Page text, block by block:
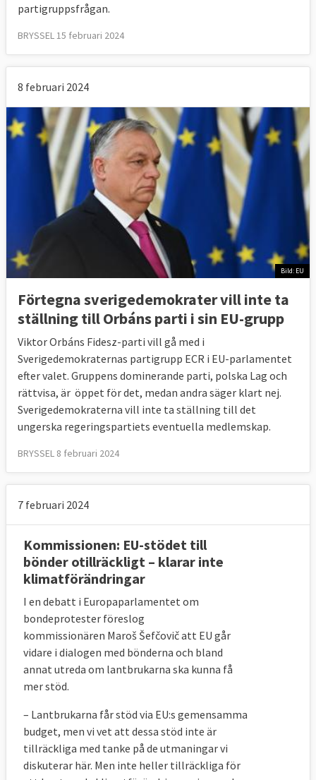
partigruppsfrågan.
BRYSSEL 15 februari 2024
8 februari 2024
Bild: EU
Förtegna sverigedemokrater vill inte ta
ställning till Orbáns parti i sin EU-grupp
Viktor Orbáns Fidesz-parti vill gå med i
Sverigedemokraternas partigrupp ECR i EU-parlamentet
efter valet. Gruppens dominerande parti, polska Lag och
rättvisa, är öppet för det, medan andra säger klart nej.
Sverigedemokraterna vill inte ta ställning till det
ungerska regeringspartiets eventuella medlemskap.
BRYSSEL 8 februari 2024
7 februari 2024
Kommissionen: EU-stödet till
bönder otillräckligt – klarar inte
klimatförändringar
I en debatt i Europaparlamentet om
bondeprotester föreslog
kommissionären Maroš Šefčovič att EU går
vidare i dialogen med bönderna och bland
annat utreda om lantbrukarna ska kunna få
mer stöd.
– Lantbrukarna får stöd via EU:s gemensamma
budget, men vi vet att dessa stöd inte är
tillräckliga med tanke på de utmaningar vi
diskuterar här. Men inte heller tillräckliga för